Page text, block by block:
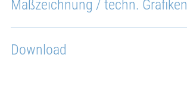
Maßzeichnung / techn. Grafiken
Download